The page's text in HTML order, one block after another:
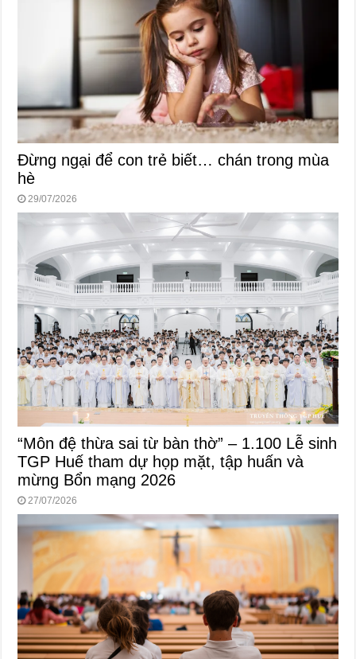
Đừng ngại để con trẻ biết… chán trong mùa
hè
29/07/2026
“Môn đệ thừa sai từ bàn thờ” – 1.100 Lễ sinh
TGP Huế tham dự họp mặt, tập huấn và
mừng Bổn mạng 2026
27/07/2026